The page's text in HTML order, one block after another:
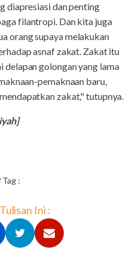
diapresiasi dan penting
filantropi. Dan kita juga
orang supaya melakukan
asnaf zakat. Zakat itu
delapan golongan yang lama
pemaknaan baru,
zakat," tutupnya.
Tag :
Ini :